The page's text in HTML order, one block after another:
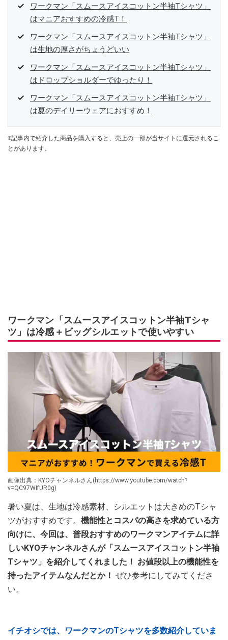
ワークマン「スムースアイスコットン半袖Tシャツ」
はマニアおすすめの冷感T！
ワークマン「スムースアイスコットン半袖Tシャツ」
は生地の厚さがちょうどいい
ワークマン「スムースアイスコットン半袖Tシャツ」
はドロップショルダーでゆったり！
ワークマン「スムースアイスコットン半袖Tシャツ」
は夏のデイリーウェアにおすすめ！
※記事内で紹介した商品を購入すると、売上の一部が当サイトに還元されるこ
とがあります。
ワークマン「スムースアイスコットン半袖Tシャ
ツ」は冷感＋ビッグシルエットで使いやすい
画像出典：KYOチャンネルさん(https://www.youtube.com/watch?
v=QC97WIfUR0g)
暑い夏は、生地は冷感素材、シルエットは大きめのTシャ
ツがおすすめです。 機能性とコスパの高さを求めている方
向けに、今回は、普段おすすめのワークマンアイテムに詳
しいKYOチャンネルさんが「スムースアイスコットン半袖
Tシャツ」を紹介してくれました！ お値段以上の機能性を
持ったアイテムなんだとか！ ぜひ参考にしてみてくださ
い。
イチオシでは、ワークマンのTシャツを多数紹介していま